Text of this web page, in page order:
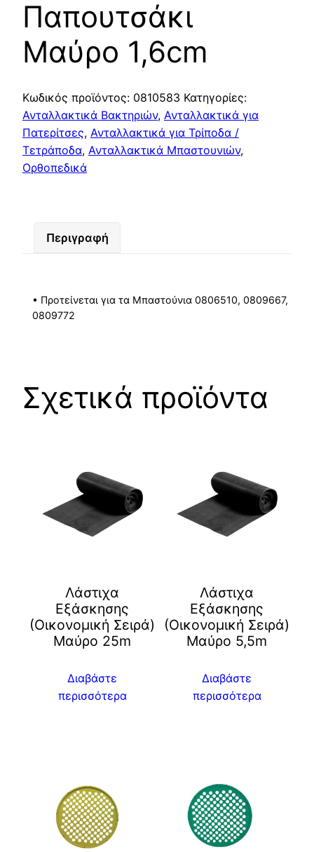
Παπουτσάκι
Μαύρο 1,6cm
Κωδικός προϊόντος: 0810583 Κατηγορίες:
Ανταλλακτικά Βακτηριών, Ανταλλακτικά για
Πατερίτσες, Ανταλλακτικά για Τρίποδα /
Τετράποδα, Ανταλλακτικά Μπαστουνιών,
Ορθοπεδικά
Περιγραφή
• Προτείνεται για τα Μπαστούνια 0806510, 0809667,
0809772
Σχετικά προϊόντα
Λάστιχα
Εξάσκησης
(Οικονομική Σειρά)
Μαύρο 25m
Διαβάστε
περισσότερα
Λάστιχα
Εξάσκησης
(Οικονομική Σειρά)
Μαύρο 5,5m
Διαβάστε
περισσότερα